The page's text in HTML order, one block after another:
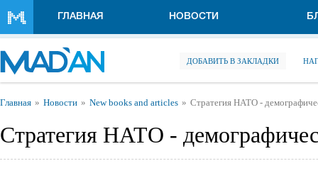
ГЛАВНАЯ НОВОСТИ
ДОБАВИТЬ В ЗАКЛАДКИ
Вы здесь
Главная Новости New books and articles Стратегия НАТО -
Стратегия НАТО -